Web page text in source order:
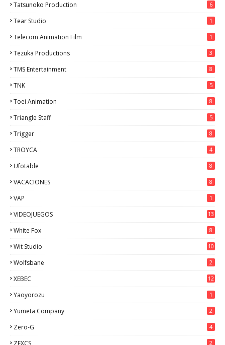
Tatsunoko Production 6
Tear Studio 1
Telecom Animation Film 1
Tezuka Productions 3
TMS Entertainment 8
TNK 5
Toei Animation 8
Triangle Staff 5
Trigger 8
TROYCA 4
Ufotable 8
VACACIONES 8
VAP 1
VIDEOJUEGOS 13
White Fox 8
Wit Studio 10
Wolfsbane 2
XEBEC 12
Yaoyorozu 1
Yumeta Company 2
Zero-G 4
ZEXCS 2